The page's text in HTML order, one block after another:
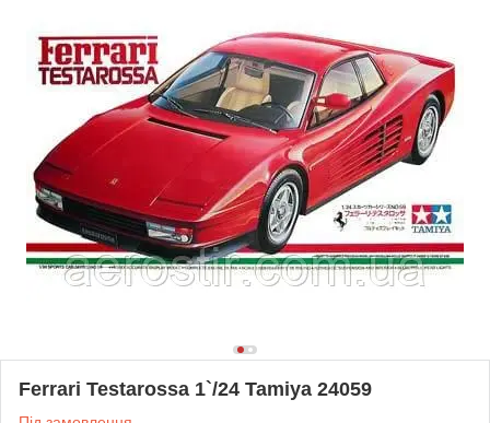
Ferrari Testarossa 1`/24 Tamiya 24059